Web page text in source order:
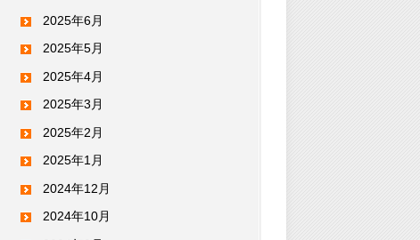
2025年6月
2025年5月
2025年4月
2025年3月
2025年2月
2025年1月
2024年12月
2024年10月